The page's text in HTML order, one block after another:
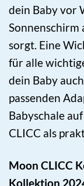
dein Baby vor
Sonnenschirm
sorgt. Eine
für alle
dein Baby
passenden
Babyschale
CLICC als
Moon CLICC
Kollektion